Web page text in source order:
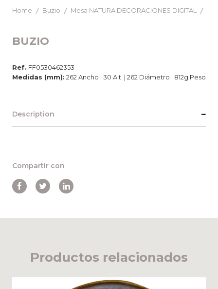
Home Buzio Mesa NATURA DECORACIONES DIGITAL
BUZIO
Ref. FF0530462353
Medidas (mm): 262 Ancho | 30 Alt. | 262 Diámetro | 812g Peso
Description
Compartir con
Productos relacionados